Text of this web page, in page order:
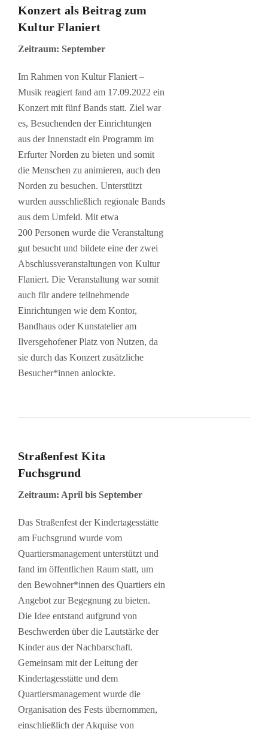
Konzert als Beitrag zum
Kultur Flaniert
Zeitraum: September
Im Rahmen von Kultur Flaniert –
Musik reagiert fand am 17.09.2022 ein
Konzert mit fünf Bands statt. Ziel war
es, Besuchenden der Einrichtungen
aus der Innenstadt ein Programm im
Erfurter Norden zu bieten und somit
die Menschen zu animieren, auch den
Norden zu besuchen. Unterstützt
wurden ausschließlich regionale Bands
aus dem Umfeld. Mit etwa
200 Personen wurde die Veranstaltung
gut besucht und bildete eine der zwei
Abschlussveranstaltungen von Kultur
Flaniert. Die Veranstaltung war somit
auch für andere teilnehmende
Einrichtungen wie dem Kontor,
Bandhaus oder Kunstatelier am
Ilversgehofener Platz von Nutzen, da
sie durch das Konzert zusätzliche
Besucher*innen anlockte.
Straßenfest Kita
Fuchsgrund
Zeitraum: April bis September
Das Straßenfest der Kindertagesstätte
am Fuchsgrund wurde vom
Quartiersmanagement unterstützt und
fand im öffentlichen Raum statt, um
den Bewohner*innen des Quartiers ein
Angebot zur Begegnung zu bieten.
Die Idee entstand aufgrund von
Beschwerden über die Lautstärke der
Kinder aus der Nachbarschaft.
Gemeinsam mit der Leitung der
Kindertagesstätte und dem
Quartiersmanagement wurde die
Organisation des Fests übernommen,
einschließlich der Akquise von